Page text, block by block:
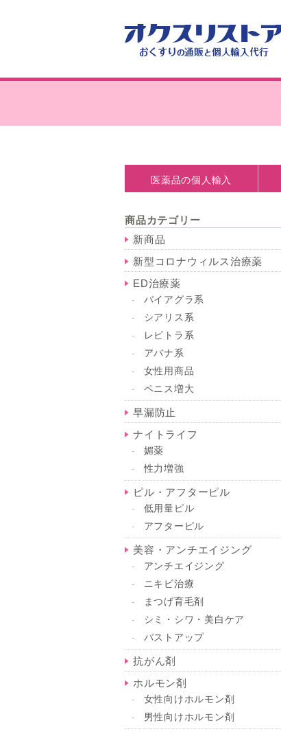
医薬品の個人輸入
商品カテゴリー
新商品
新型コロナウィルス治療薬
ED治療薬
バイアグラ系
シアリス系
レビトラ系
アバナ系
女性用商品
ペニス増大
早漏防止
ナイトライフ
媚薬
性力増強
ピル・アフターピル
低用量ピル
アフターピル
美容・アンチエイジング
アンチエイジング
ニキビ治療
まつげ育毛剤
シミ・シワ・美白ケア
バストアップ
抗がん剤
ホルモン剤
女性向けホルモン剤
男性向けホルモン剤